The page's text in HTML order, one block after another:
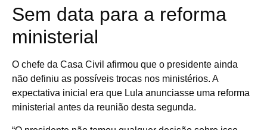
Sem data para a reforma
ministerial
O chefe da Casa Civil afirmou que o presidente ainda
não definiu as possíveis trocas nos ministérios. A
expectativa inicial era que Lula anunciasse uma reforma
ministerial antes da reunião desta segunda.